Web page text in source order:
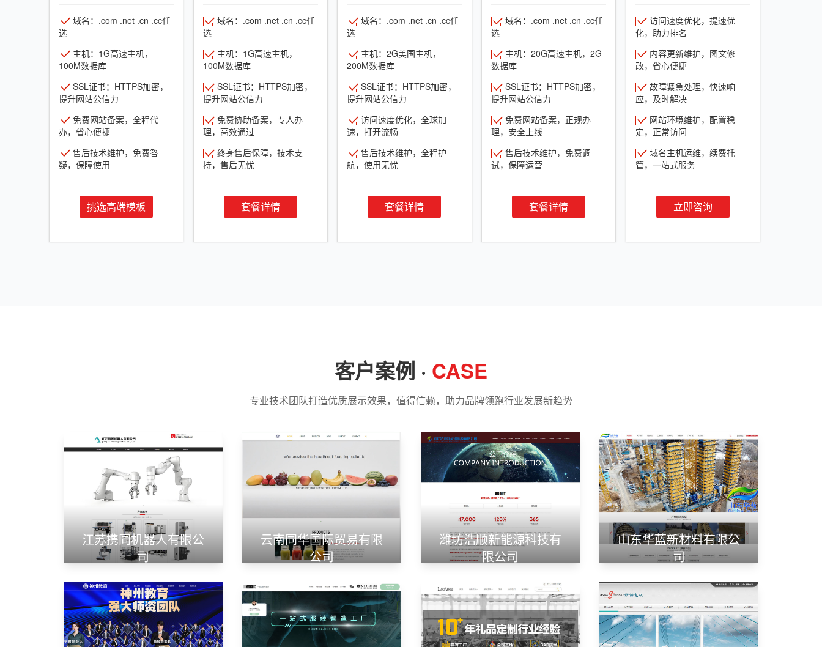
域名：.com .net .cn .cc任
选
主机：1G高速主机，
100M数据库
SSL证书：HTTPS加密，
提升网站公信力
免费网站备案，全程代
办，省心便捷
售后技术维护，免费答
疑，保障使用
挑选高端模板
域名：.com .net .cn .cc任
选
主机：1G高速主机，
100M数据库
SSL证书：HTTPS加密，
提升网站公信力
免费协助备案，专人办
理，高效通过
终身售后保障，技术支
持，售后无忧
套餐详情
域名：.com .net .cn .cc任
选
主机：2G美国主机，
200M数据库
SSL证书：HTTPS加密，
提升网站公信力
访问速度优化，全球加
速，打开流畅
售后技术维护，全程护
航，使用无忧
套餐详情
域名：.com .net .cn .cc任
选
主机：20G高速主机，2G
数据库
SSL证书：HTTPS加密，
提升网站公信力
免费网站备案，正规办
理，安全上线
售后技术维护，免费调
试，保障运营
套餐详情
访问速度优化，提速优
化，助力排名
内容更新维护，图文修
改，省心便捷
故障紧急处理，快速响
应，及时解决
网站环境维护，配置稳
定，正常访问
域名主机运维，续费托
管，一站式服务
立即咨询
客户案例 · CASE
专业技术团队打造优质展示效果，值得信赖，助力品牌领跑行业发展新趋势
江苏携同机器人有限公
司
云南同华国际贸易有限
公司
潍坊浩顺新能源科技有
限公司
山东华蓝新材料有限公
司